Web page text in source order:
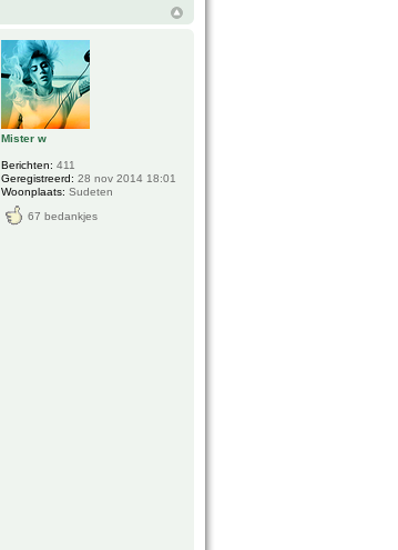
Mister w
Berichten: 411
Geregistreerd: 28 nov 2014 18:01
Woonplaats: Sudeten
67 bedankjes